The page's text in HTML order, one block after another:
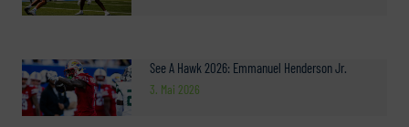
See A Hawk 2026: Emmanuel Henderson Jr.
3. Mai 2026